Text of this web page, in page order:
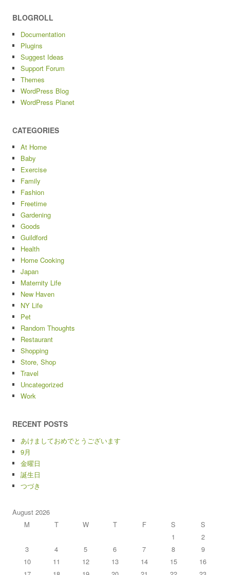
BLOGROLL
Documentation
Plugins
Suggest Ideas
Support Forum
Themes
WordPress Blog
WordPress Planet
CATEGORIES
At Home
Baby
Exercise
Family
Fashion
Freetime
Gardening
Goods
Guildford
Health
Home Cooking
Japan
Maternity Life
New Haven
NY Life
Pet
Random Thoughts
Restaurant
Shopping
Store, Shop
Travel
Uncategorized
Work
RECENT POSTS
あけましておめでとうございます
9月
金曜日
誕生日
つづき
August 2026
M
T W T F S
S
1
2
3
4 5 6 7 8
9
10
11 12 13 14 15
16